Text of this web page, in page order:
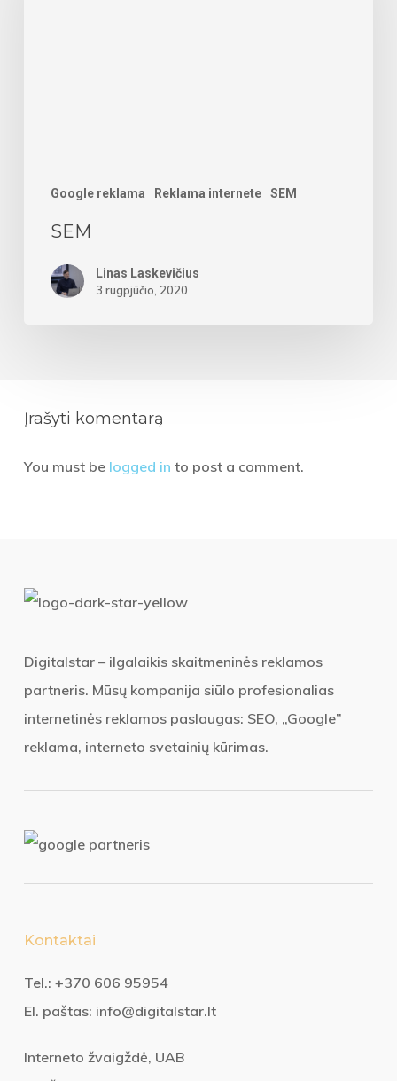
Google reklama Reklama internete SEM
SEM
Linas Laskevičius
3 rugpjūčio, 2020
Įrašyti komentarą
You must be logged in to post a comment.
Digitalstar – ilgalaikis skaitmeninės reklamos
partneris. Mūsų kompanija siūlo profesionalias
internetinės reklamos paslaugas: SEO, „Google”
reklama, interneto svetainių kūrimas.
Kontaktai
Tel.: +370 606 95954
El. paštas: info@digitalstar.lt
Interneto žvaigždė, UAB